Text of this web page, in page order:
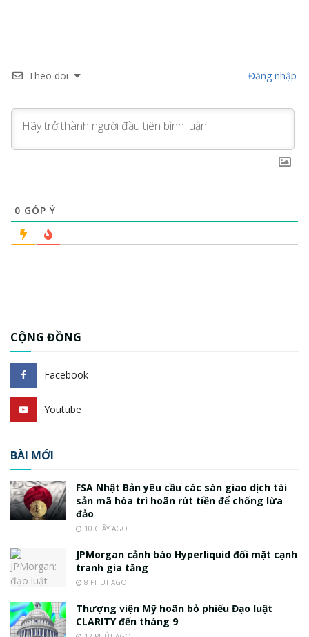
Theo dõi Đăng nhập
0 GÓP Ý
CỘNG ĐỒNG
Facebook
Youtube
BÀI MỚI
FSA Nhật Bản yêu cầu các sàn giao dịch tài
sản mã hóa trì hoãn rút tiền để chống lừa
đảo
10 GIÂY AGO
JPMorgan cảnh báo Hyperliquid đối mặt cạnh
tranh gia tăng
8 PHÚT AGO
Thượng viện Mỹ hoãn bỏ phiếu Đạo luật
CLARITY đến tháng 9